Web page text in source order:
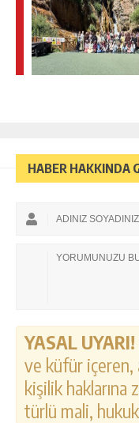
HABER HAKKINDA
YASAL UYARI!
ve küfür içeren,
kişilik
türlü mali,